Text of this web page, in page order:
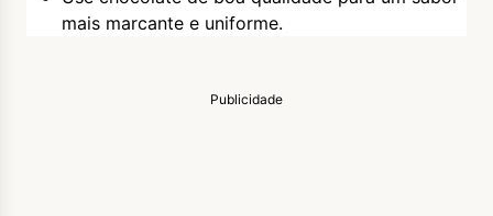
mais marcante e uniforme.
Publicidade